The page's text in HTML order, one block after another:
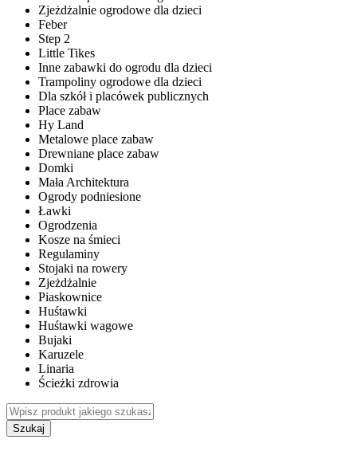
Zjeżdżalnie ogrodowe dla dzieci
Feber
Step 2
Little Tikes
Inne zabawki do ogrodu dla dzieci
Trampoliny ogrodowe dla dzieci
Dla szkół i placówek publicznych
Place zabaw
Hy Land
Metalowe place zabaw
Drewniane place zabaw
Domki
Mała Architektura
Ogrody podniesione
Ławki
Ogrodzenia
Kosze na śmieci
Regulaminy
Stojaki na rowery
Zjeżdżalnie
Piaskownice
Huśtawki
Huśtawki wagowe
Bujaki
Karuzele
Linaria
Ścieżki zdrowia
Szukaj